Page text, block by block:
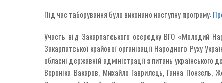
Під час таборування було виконано наступну програму:
Участь від Закарпатського осередку ВГО «Молодий
Закарпатської крайової організації Народного Руху
обласні державній адміністрації з питань
Вероніка Вакаров, Михайло Гаврилець, Ганна Понзель,